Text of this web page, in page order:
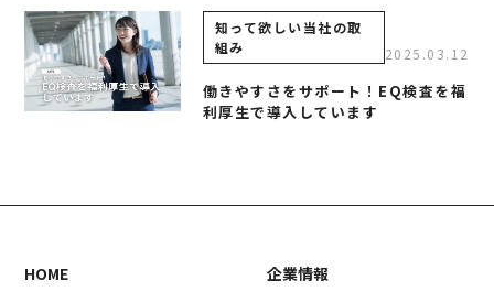
反社会的勢力に対する基本方
針
カスタマーハラスメントに対
する基本方針
専用請求書
認定・宣言一覧
TAMURA PHILOSOPHY
知って欲しい当社の取
組み
2025.03.12
働きやすさをサポート！EQ検査を福
利厚生で導入しています
HOME
企業情報